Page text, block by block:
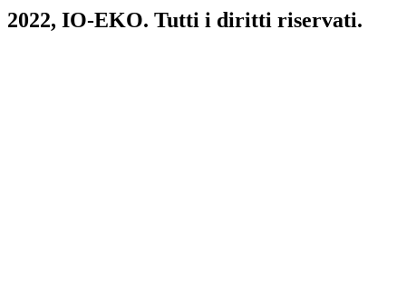
2022, IO-EKO. Tutti i diritti riservati.